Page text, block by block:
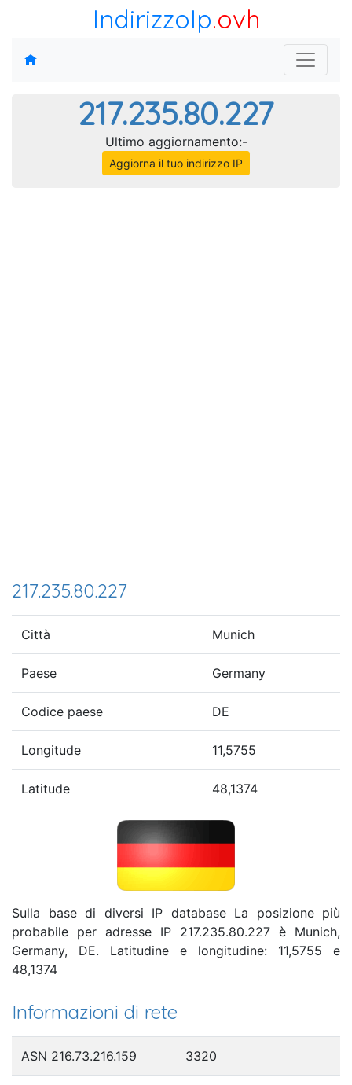
IndirizzoIp.ovh
217.235.80.227
Ultimo aggiornamento:-
Aggiorna il tuo indirizzo IP
217.235.80.227
Città Munich
Paese Germany
Codice paese DE
Longitude 11,5755
Latitude 48,1374
Sulla base di diversi IP database La posizione più
probabile per adresse IP 217.235.80.227 è Munich,
Germany, DE. Latitudine e longitudine: 11,5755 e
48,1374
Informazioni di rete
ASN 216.73.216.159 3320